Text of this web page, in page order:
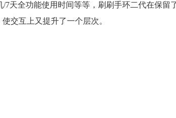
/7天全功能使用时间等等，刷刷手环二代在保
交互上又提升了一个层次。